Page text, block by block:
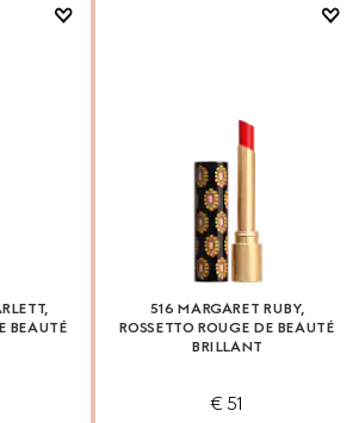
BEAUTÉ
516 MARGARET RUBY,
ROSSETTO ROUGE DE BEAUTÉ
BRILLANT
€ 51